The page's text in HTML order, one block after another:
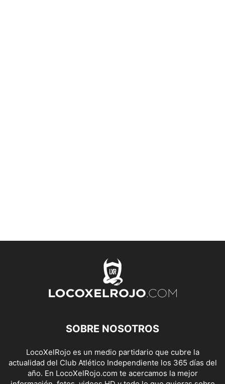
SOBRE NOSOTROS
LocoXelRojo es un medio partidario que cubre la
actualidad del Club Atlético Independiente los 365 días del
año. En LocoXelRojo.com te acercamos la mejor